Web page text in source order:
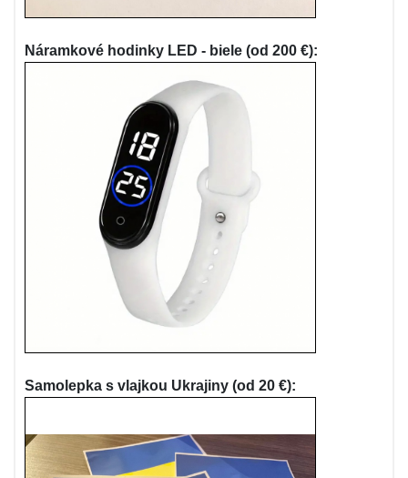
Náramkové hodinky LED - biele (od 200 €):
Samolepka s vlajkou Ukrajiny (od 20 €):